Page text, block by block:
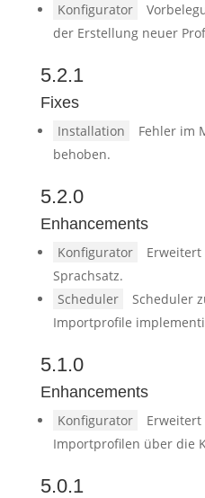
Konfigurator
der Erstellung neuer
5.2.1
Fixes
Installation
Fehler im
behoben.
5.2.0
Enhancements
Konfigurator
Sprachsatz.
Scheduler
Scheduler
Importprofile
5.1.0
Enhancements
Konfigurator
Erweitert
Importprofilen über die
5.0.1